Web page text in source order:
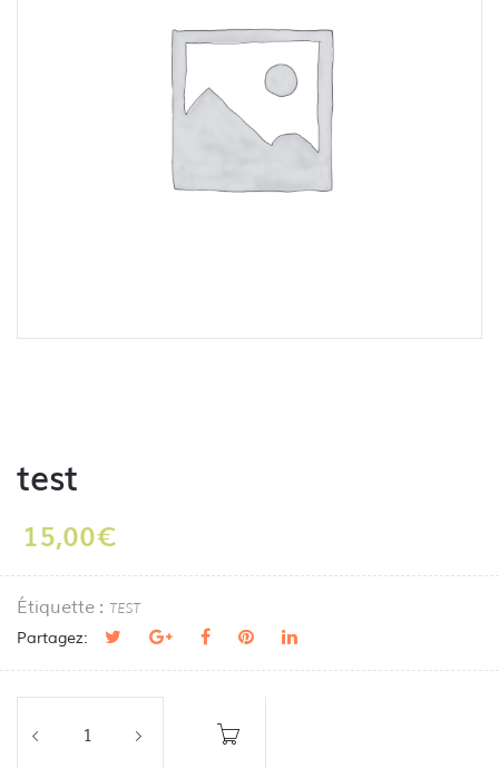
test
15,00€
Étiquette : TEST
Partagez: